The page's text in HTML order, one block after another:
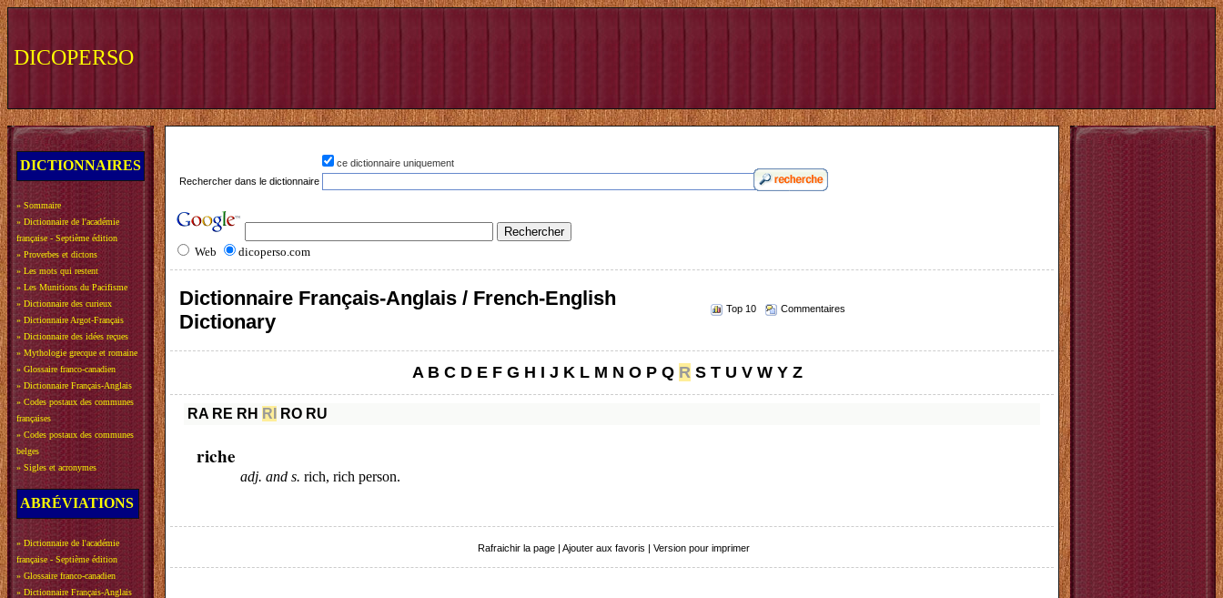
DICOPERSO
DICTIONNAIRES
» Sommaire
» Dictionnaire de l'académie
française - Septième édition
» Proverbes et dictons
» Les mots qui restent
» Les Munitions du Pacifisme
» Dictionnaire des curieux
» Dictionnaire Argot-Français
» Dictionnaire des idées reçues
» Mythologie grecque et romaine
» Glossaire franco-canadien
» Dictionnaire Français-Anglais
» Codes postaux des communes
françaises
» Codes postaux des communes
belges
» Sigles et acronymes
ABRÉVIATIONS
» Dictionnaire de l'académie
française - Septième édition
» Glossaire franco-canadien
» Dictionnaire Français-Anglais
ce dictionnaire uniquement
Rechercher dans le dictionnaire
Web dicoperso.com
Dictionnaire Français-Anglais / French-English
Dictionary
Top 10 Commentaires
A B C D E F G H I J K L M N O P Q R S T U V W Y Z
RA RE RH RI RO RU
riche
adj. and s. rich, rich person.
Rafraichir la page | Ajouter aux favoris | Version pour imprimer